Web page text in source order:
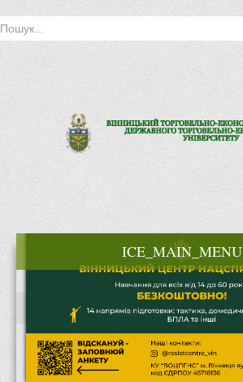
ICE_MAIN_MENU
Історія інституту
Інститут сьогодні
Місія та цілі